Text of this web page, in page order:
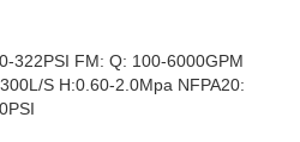
322PSI FM: Q: 100-6000GPM
S H:0.60-2.0Mpa NFPA20: